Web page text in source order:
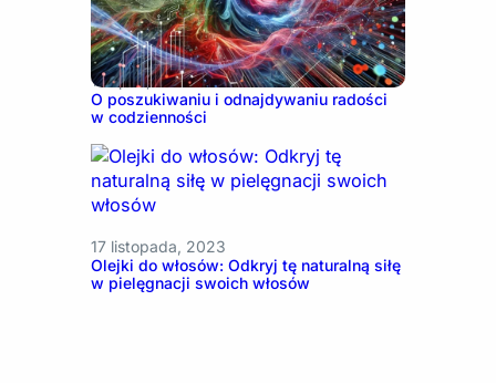
12 lipca, 2024
O poszukiwaniu i odnajdywaniu radości
w codzienności
17 listopada, 2023
Olejki do włosów: Odkryj tę naturalną siłę
w pielęgnacji swoich włosów